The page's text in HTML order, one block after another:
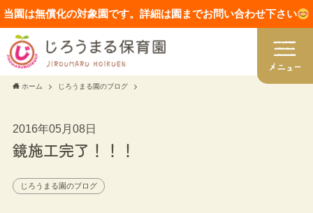
当園は無償化の対象園です。詳細は園までお問い合わせ下さい
ホーム じろうまる園のブログ
2016年05月08日
鏡施工完了！！！
じろうまる園のブログ